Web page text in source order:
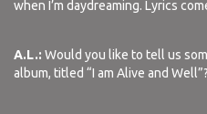
when I’m daydreaming. Lyrics
A.L.: Would you like to tell us
album, titled “I am Alive and Well”?